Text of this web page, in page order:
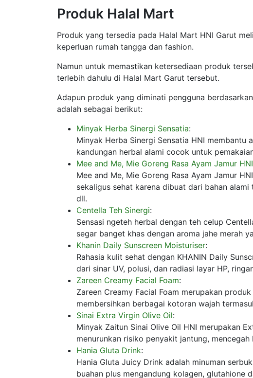
Produk Halal Mart
Produk yang tersedia pada Halal Mart HNI Garut
keperluan rumah tangga dan fashion.
Namun untuk memastikan ketersediaan produk
terlebih dahulu di Halal Mart Garut tersebut.
Adapun produk yang diminati pengguna
adalah sebagai berikut:
Minyak Herba Sinergi Sensatia:
Minyak Herba Sinergi Sensatia HNI membantu
kandungan herbal alami cocok untuk
Mee and Me, Mie Goreng Rasa Ayam Jamur HNI
Mee and Me, Mie Goreng Rasa Ayam Jamur
sekaligus sehat karena dibuat dari bahan
dll.
Centella Teh Sinergi:
Sensasi ngeteh herbal dengan teh celup
segar banget khas dengan aroma jahe merah
Khanin Daily Sunscreen Moisturiser:
Rahasia kulit sehat dengan KHANIN Daily
dari sinar UV, polusi, dan radiasi layar HP,
Zareen Creamy Facial Foam:
Zareen Creamy Facial Foam merupakan
membersihkan berbagai kotoran wajah
Sinai Extra Virgin Olive Oil:
Minyak Zaitun Sinai Olive Oil HNI merupakan
menurunkan risiko penyakit jantung,
Hania Gluta Drink:
Hania Gluta Juicy Drink adalah minuman
buahan plus mengandung kolagen, glutahione